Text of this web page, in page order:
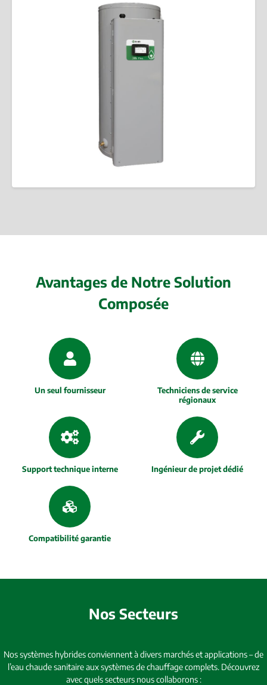
Avantages de Notre Solution
Composée
Un seul fournisseur
Techniciens de service
régionaux
Support technique interne Ingénieur de projet dédié
Compatibilité garantie
Nos Secteurs
Nos systèmes hybrides conviennent à divers marchés et applications – de
l’eau chaude sanitaire aux systèmes de chauffage complets. Découvrez
avec quels secteurs nous collaborons :